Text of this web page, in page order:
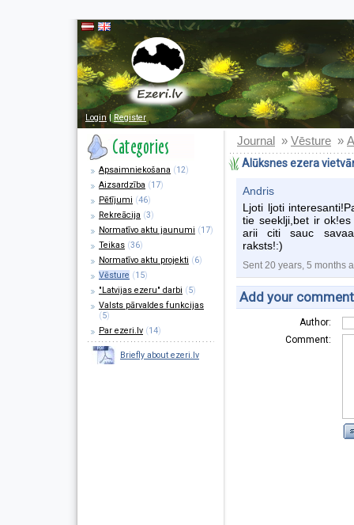
Login|Register
Apsaimniekošana (12)
Aizsardzība (17)
Pētījumi (46)
Rekreācija (3)
Normatīvo aktu jaunumi (17)
Teikas (36)
Normatīvo aktu projekti (6)
Vēsture (15)
"Latvijas ezeru" darbi (5)
Valsts pārvaldes funkcijas
(5)
Par ezeri.lv (14)
Briefly about ezeri.lv
Journal » Vēsture »
Alūksnes ezera
Andris
Ljoti ljoti
tie seeklji,bet ir
arii citi sauc
raksts!:)
Sent 20 years, 5 months
Add your
Author:
Comment: